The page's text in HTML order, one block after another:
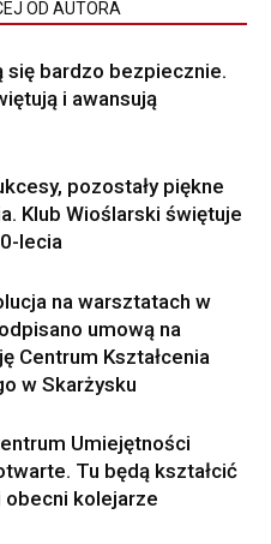
OD AUTORA
się bardzo bezpiecznie.
i awansują
pozostały piękne
Klub Wioślarski świętuje
lecia
na warsztatach w
umową na
Centrum Kształcenia
w Skarżysku
Umiejętności
Tu będą kształcić
obecni kolejarze